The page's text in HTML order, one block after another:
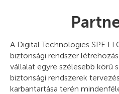
A Digital Technologies SPE
biztonsági rendszer
vállalat egyre szélesebb körű
biztonsági rendszerek
karbantartása terén